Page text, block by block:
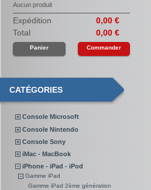
Aucun produit
Expédition
0,00 €
Total
0,00 €
Panier Commander
CATÉGORIES
Console Microsoft
Console Nintendo
Console Sony
iMac - MacBook
iPhone - iPad - iPod
Gamme iPad
Gamme iPad 2ème génération